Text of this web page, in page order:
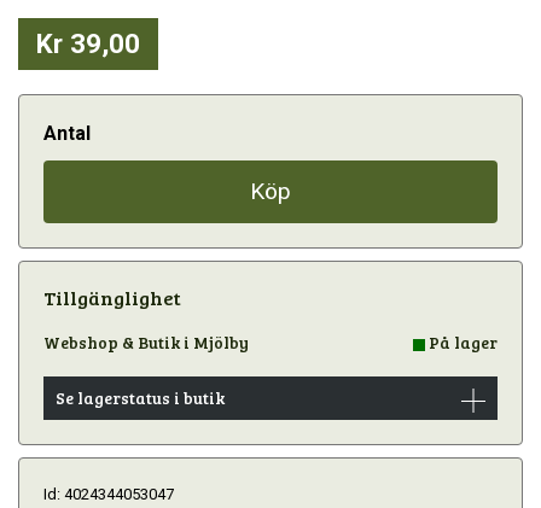
Kr 39,00
Antal
Köp
Tillgänglighet
Webshop & Butik i Mjölby På lager
Se lagerstatus i butik
Id: 4024344053047